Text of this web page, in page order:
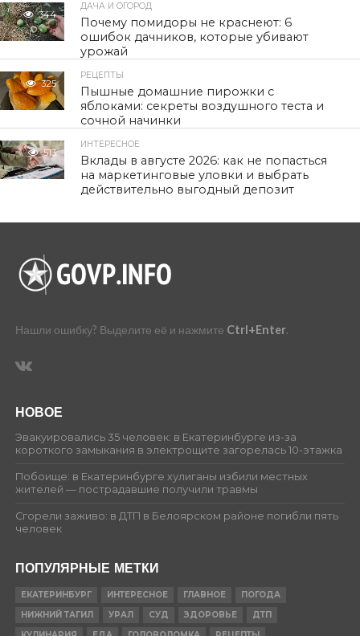
344
ДАЧА И ОГОРОД
Почему помидоры не краснеют: 6
ошибок дачников, которые убивают
урожай
325
РЕЦЕПТЫ
Пышные домашние пирожки с
яблоками: секреты воздушного теста и
сочной начинки
513
ИНТЕРЕСНОЕ
Вклады в августе 2026: как не попасться
на маркетинговые уловки и выбрать
действительно выгодный депозит
Нашли ошибку? Выделите её и нажмите Ctrl+Enter.
НОВОЕ
Эвакуировались 35 человек: в Екатеринбурге из-за
короткого замыкания в электрощите загорелась 10-этажка
Побоище: в Екатеринбурге хулиганы избили местных
жителей — пострадавшие получили травмы
Сгорели заживо: в ДТП в Белоярском районе погибли пять
человек
ПОПУЛЯРНЫЕ МЕТКИ
ЕКАТЕРИНБУРГ ИНТЕРЕСНОЕ ГЛАВНОЕ
ПОГОДА
НИЖНИЙ ТАГИЛ
УРАЛ СУД ЗДОРОВЬЕ
ДТП